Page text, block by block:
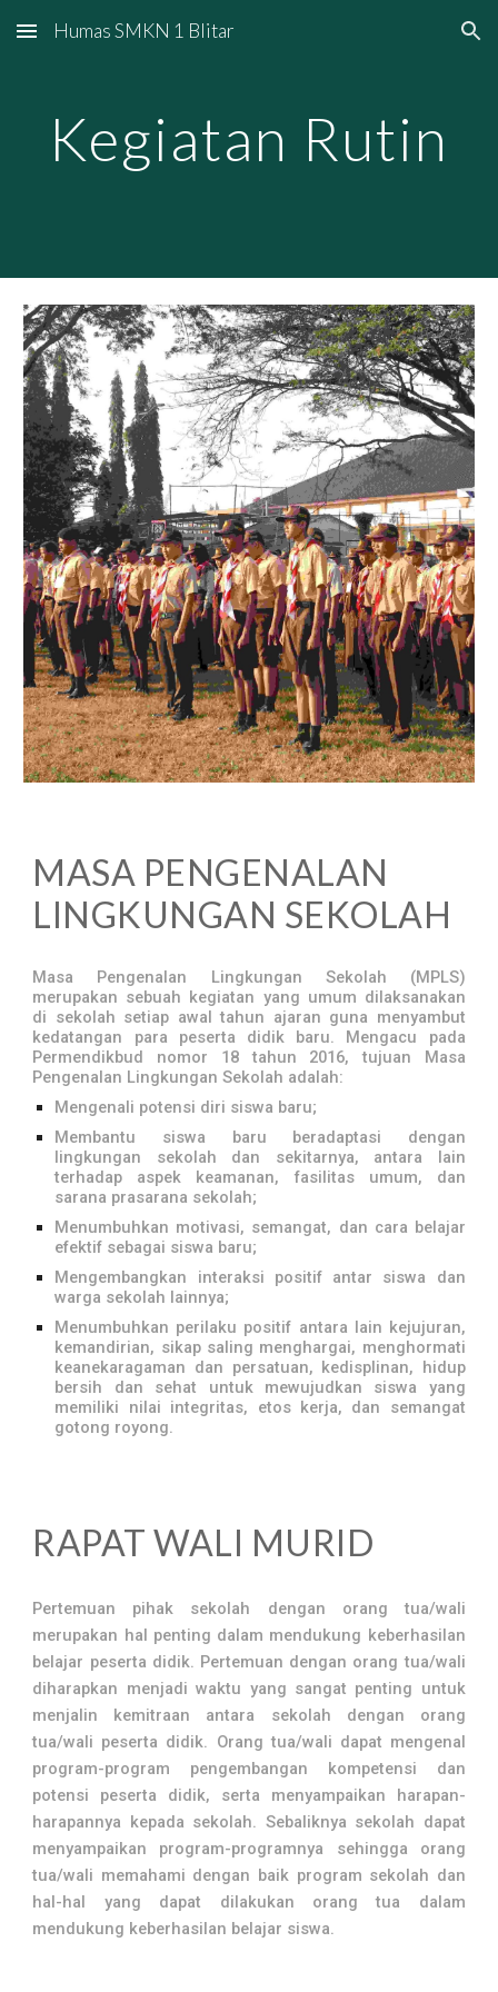
Skip to main content Skip to navigation
Humas SMKN 1 Blitar
Kegiatan Rutin
MASA PENGENALAN
LINGKUNGAN SEKOLAH
Masa Pengenalan Lingkungan Sekolah (MPLS)
merupakan sebuah kegiatan yang umum dilaksanakan
di sekolah setiap awal tahun ajaran guna menyambut
kedatangan para peserta didik baru. Mengacu pada
Permendikbud nomor 18 tahun 2016, tujuan Masa
Pengenalan Lingkungan Sekolah adalah:
Mengenali potensi diri siswa baru;
Membantu siswa baru beradaptasi dengan
lingkungan sekolah dan sekitarnya, antara lain
terhadap aspek keamanan, fasilitas umum, dan
sarana prasarana sekolah;
Menumbuhkan motivasi, semangat, dan cara belajar
efektif sebagai siswa baru;
Mengembangkan interaksi positif antar siswa dan
warga sekolah lainnya;
Menumbuhkan perilaku positif antara lain kejujuran,
kemandirian, sikap saling menghargai, menghormati
keanekaragaman dan persatuan, kedisplinan, hidup
bersih dan sehat untuk mewujudkan siswa yang
memiliki nilai integritas, etos kerja, dan semangat
gotong royong.
RAPAT WALI MURID
Pertemuan pihak sekolah dengan orang tua/wali
merupakan hal penting dalam mendukung keberhasilan
belajar peserta didik. Pertemuan dengan orang tua/wali
diharapkan menjadi waktu yang sangat penting untuk
menjalin kemitraan antara sekolah dengan orang
tua/wali peserta didik. Orang tua/wali dapat mengenal
program-program pengembangan kompetensi dan
potensi peserta didik, serta menyampaikan harapan-
harapannya kepada sekolah. Sebaliknya sekolah dapat
menyampaikan program-programnya sehingga orang
tua/wali memahami dengan baik program sekolah dan
hal-hal yang dapat dilakukan orang tua dalam
mendukung keberhasilan belajar siswa.